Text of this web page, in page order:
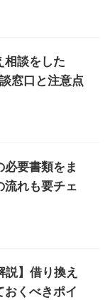
相談をした
窓口と注意点
要書類をま
流れも要チェ
説】借り換え
おくべきポイ